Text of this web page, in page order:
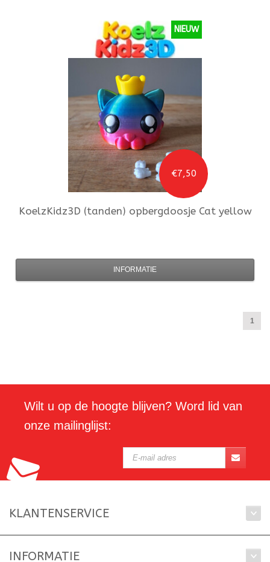
€7,50
NIEUW
KoelzKidz3D (tanden) opbergdoosje Cat yellow
INFORMATIE
1
Wilt u op de hoogte blijven? Word lid van
onze mailinglijst:
KLANTENSERVICE
INFORMATIE